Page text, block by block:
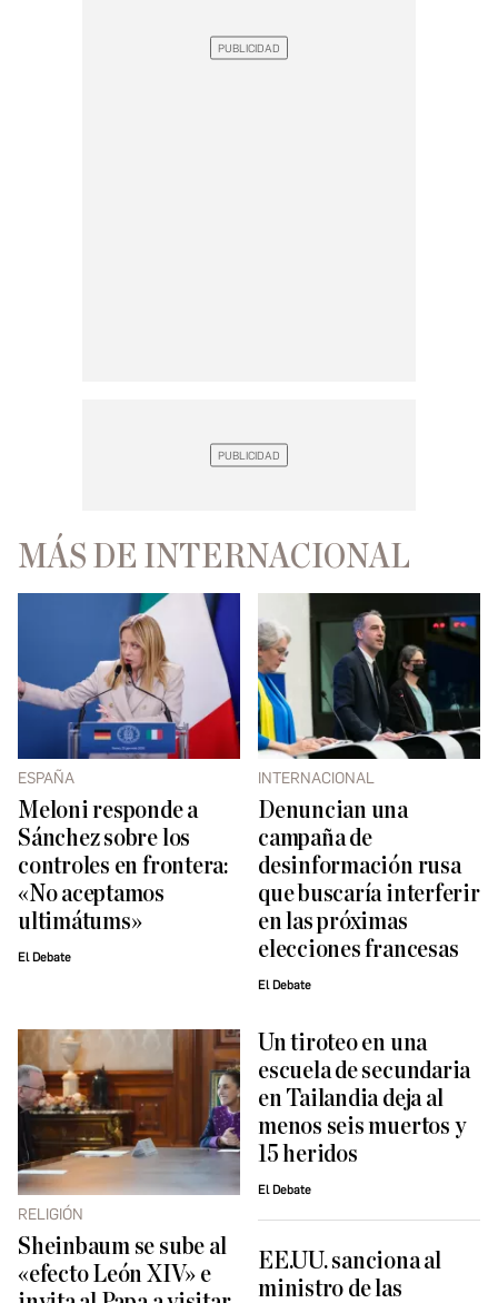
MÁS DE INTERNACIONAL
ESPAÑA
Meloni responde a
Sánchez sobre los
controles en frontera:
«No aceptamos
ultimátums»
El Debate
INTERNACIONAL
Denuncian una
campaña de
desinformación rusa
que buscaría interferir
en las próximas
elecciones francesas
El Debate
RELIGIÓN
Sheinbaum se sube al
«efecto León XIV» e
Un tiroteo en una
escuela de secundaria
en Tailandia deja al
menos seis muertos y
15 heridos
El Debate
EE.UU. sanciona al
ministro de las